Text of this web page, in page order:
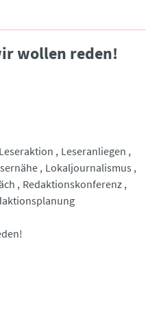
wollen reden!
Leseraktion
Leseranliegen
Lokaljournalismus
Redaktionskonferenz